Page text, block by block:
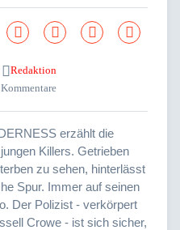
Redaktion
erzählt die
Killers. Getrieben
zu sehen, hinterlässt
Spur. Immer auf seinen
Der Polizist - verkörpert
Crowe - ist sich sicher,